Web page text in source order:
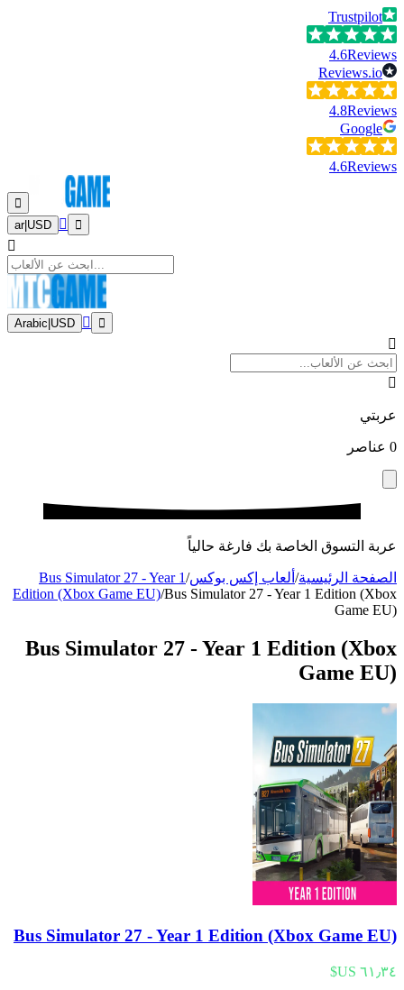
Trustpilot
4.6Reviews
Reviews.io
4.8Reviews
Google
4.6Reviews
ar| USD
Arabic USD
عربتي
0 عناصر
عربة التسوق الخاصة بك فارغة حالياً
الصفحة الرئيسية/ ألعاب إكس بوكس/
Bus Simulator 27 - Year 1
Edition (Xbox Game EU)/Bus Simulator 27 - Year 1 Edition (Xbox
Game EU)
Bus Simulator 27 - Year 1 Edition (Xbox
Game EU)
Bus Simulator 27 - Year 1 Edition (Xbox Game EU)